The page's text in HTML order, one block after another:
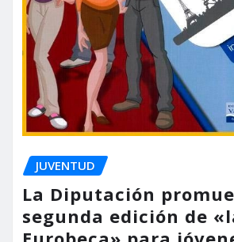
JUVENTUD
La Diputación
segunda edición de